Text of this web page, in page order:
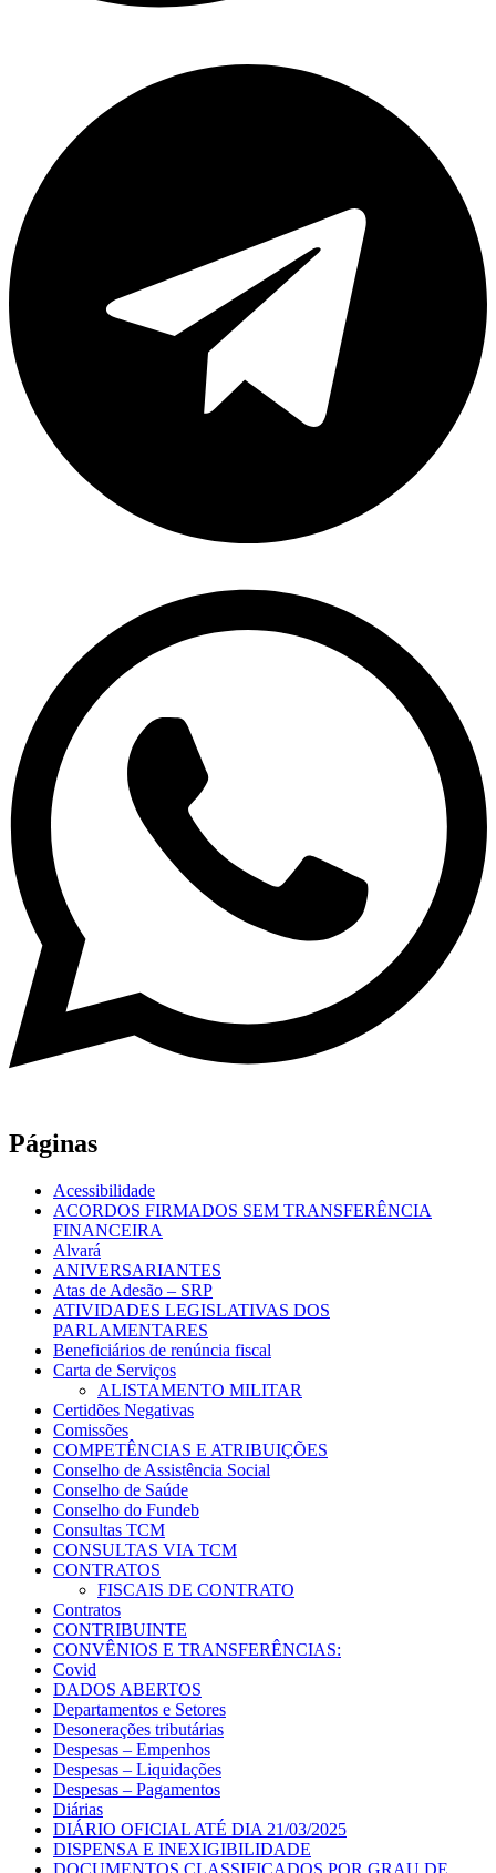
Páginas
Acessibilidade
ACORDOS FIRMADOS SEM TRANSFERÊNCIA
FINANCEIRA
Alvará
ANIVERSARIANTES
Atas de Adesão – SRP
ATIVIDADES LEGISLATIVAS DOS
PARLAMENTARES
Beneficiários de renúncia fiscal
Carta de Serviços
ALISTAMENTO MILITAR
Certidões Negativas
Comissões
COMPETÊNCIAS E ATRIBUIÇÕES
Conselho de Assistência Social
Conselho de Saúde
Conselho do Fundeb
Consultas TCM
CONSULTAS VIA TCM
CONTRATOS
FISCAIS DE CONTRATO
Contratos
CONTRIBUINTE
CONVÊNIOS E TRANSFERÊNCIAS:
Covid
DADOS ABERTOS
Departamentos e Setores
Desonerações tributárias
Despesas – Empenhos
Despesas – Liquidações
Despesas – Pagamentos
Diárias
DIÁRIO OFICIAL ATÉ DIA 21/03/2025
DISPENSA E INEXIGIBILIDADE